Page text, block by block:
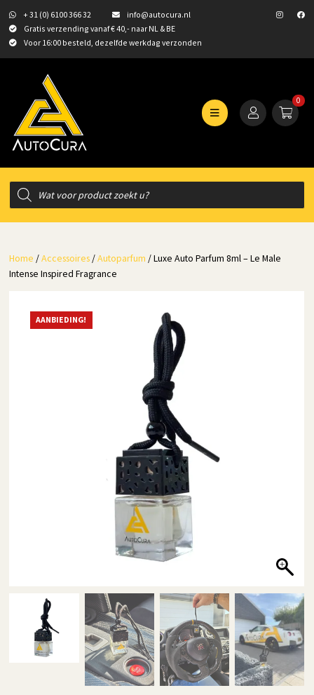
+ 31 (0) 6100 366 32
info@autocura.nl
Gratis verzending vanaf € 40,- naar NL & BE
Voor 16:00 besteld, dezelfde werkdag verzonden
0
Producten
zoeken
Home /Accessoires /Autoparfum / Luxe Auto Parfum 8ml – Le Male
Intense Inspired Fragrance
AANBIEDING!